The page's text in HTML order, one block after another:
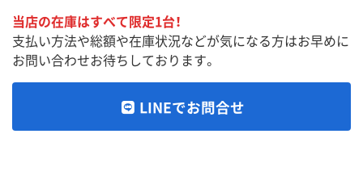
当店の在庫はすべて限定1台！
支払い方法や総額や在庫状況などが気になる方はお早めに
お問い合わせお待ちしております。
LINEでお問合せ